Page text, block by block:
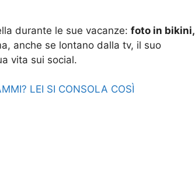
durante le sue vacanze: foto in bikini,
anche se lontano dalla tv, il suo
vita sui social.
LEI SI CONSOLA COSÌ